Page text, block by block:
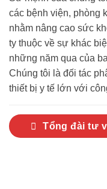
các bệnh viện, phòng
nhằm nâng cao sức
ty thuộc về sự khác
những năm qua của
Chúng tôi là đối tác
thiết bị y tế lớn với
Tổng đài tư